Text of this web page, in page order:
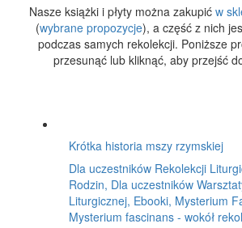
Nasze książki i płyty można zakupić w
(wybrane propozycje), a część z nich
podczas samych rekolekcji. Poniższe
przesunąć lub kliknąć, aby przejść
Krótka historia mszy rzymskiej
Dla uczestników Rekolekcji
Rodzin, Dla uczestników
Liturgicznej, Ebooki, Mysterium
Mysterium fascinans - wokół